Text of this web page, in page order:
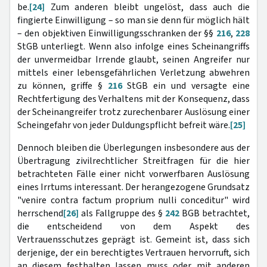
be.[24] Zum anderen bleibt ungelöst, dass auch die
fingierte Einwilligung – so man sie denn für möglich hält
– den objektiven Einwilligungsschranken der §§ 216, 228
StGB unterliegt. Wenn also infolge eines Scheinangriffs
der unvermeidbar Irrende glaubt, seinen Angreifer nur
mittels einer lebensgefährlichen Verletzung abwehren
zu können, griffe § 216StGB ein und versagte eine
Rechtfertigung des Verhaltens mit der Konsequenz, dass
der Scheinangreifer trotz zurechenbarer Auslösung einer
Scheingefahr von jeder Duldungspflicht befreit wäre.[25]
Dennoch bleiben die Überlegungen insbesondere aus der
Übertragung zivilrechtlicher Streitfragen für die hier
betrachteten Fälle einer nicht vorwerfbaren Auslösung
eines Irrtums interessant. Der herangezogene Grundsatz
"venire contra factum proprium nulli conceditur" wird
herrschend[26] als Fallgruppe des § 242 BGB betrachtet,
die entscheidend von dem Aspekt des
Vertrauensschutzes geprägt ist. Gemeint ist, dass sich
derjenige, der ein berechtigtes Vertrauen hervorruft, sich